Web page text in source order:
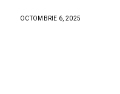
OCTOMBRIE 6, 2025